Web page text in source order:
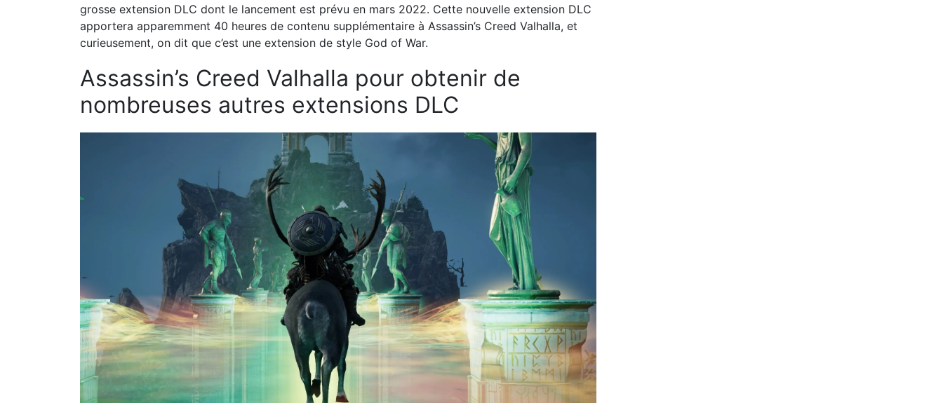
grosse extension DLC dont le lancement est prévu en mars 2022. Cette nouvelle extension DLC
apportera apparemment 40 heures de contenu supplémentaire à Assassin’s Creed Valhalla, et
curieusement, on dit que c’est une extension de style God of War.
Assassin’s Creed Valhalla pour obtenir de
nombreuses autres extensions DLC